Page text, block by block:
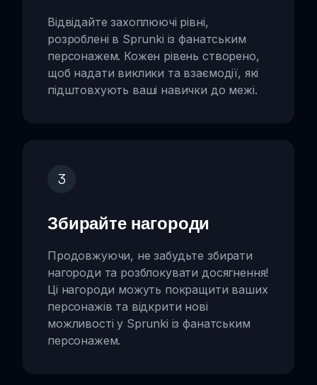
Відвідайте захоплюючі рівні,
розроблені в Sprunki із фанатським
персонажем. Кожен рівень створено,
щоб надати виклики та взаємодії, які
підштовхують ваші навички до межі.
3
Збирайте нагороди
Продовжуючи, не забудьте збирати
нагороди та розблокувати досягнення!
Ці нагороди можуть покращити ваших
персонажів та відкрити нові
можливості у Sprunki із фанатським
персонажем.